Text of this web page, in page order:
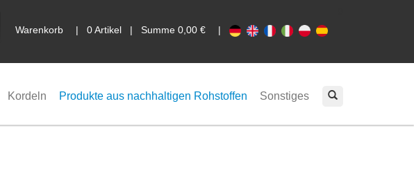
Warenkorb
| 0 Artikel | Summe 0,00 € |
Kordeln Produkte aus nachhaltigen Rohstoffen Sonstiges